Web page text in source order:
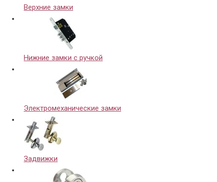
Верхние замки
Нижние замки с ручкой
Электромеханические замки
Задвижки